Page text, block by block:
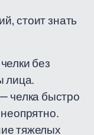
стоит знать
без
лица.
челка быстро
тяжелых